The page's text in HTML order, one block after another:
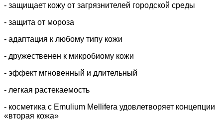
- защищает кожу от загрязнителей городской среды
- защита от мороза
- адаптация к любому типу кожи
- дружественен к микробиому кожи
- эффект мгновенный и длительный
- легкая растекаемость
- косметика с Emulium Mellifera удовлетворяет концепции
«вторая кожа»